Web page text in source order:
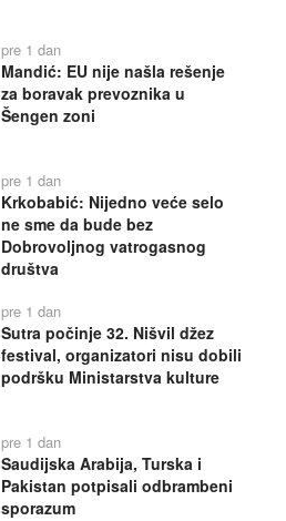
pre 1 dan
Mandić: EU nije našla rešenje
za boravak prevoznika u
Šengen zoni
pre 1 dan
Krkobabić: Nijedno veće selo
ne sme da bude bez
Dobrovoljnog vatrogasnog
društva
pre 1 dan
Sutra počinje 32. Nišvil džez
festival, organizatori nisu dobili
podršku Ministarstva kulture
pre 1 dan
Saudijska Arabija, Turska i
Pakistan potpisali odbrambeni
sporazum